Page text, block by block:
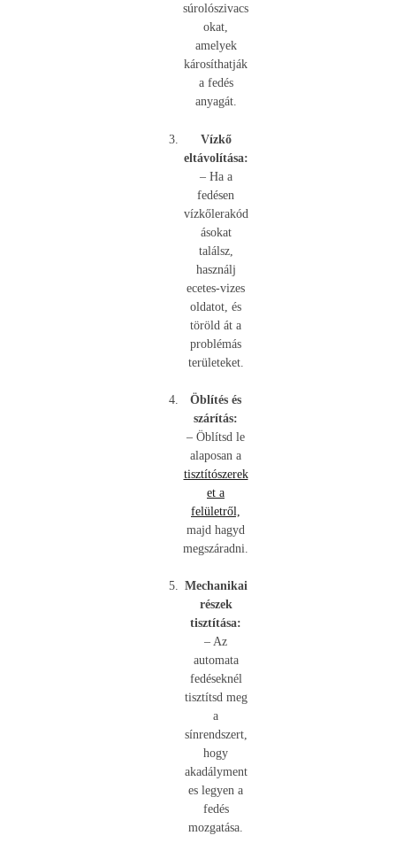
súrolószivacs
okat,
amelyek
károsíthatják
a fedés
anyagát.
Vízkő
eltávolítása:
– Ha a
fedésen
vízkőlerakód
ásokat
találsz,
használj
ecetes-vizes
oldatot, és
töröld át a
problémás
területeket.
Öblítés és
szárítás:
– Öblítsd le
alaposan a
tisztítószerek
et a
felületről,
majd hagyd
megszáradni.
Mechanikai
részek
tisztítása:
– Az
automata
fedéseknél
tisztítsd meg
a
sínrendszert,
hogy
akadályment
es legyen a
fedés
mozgatása.